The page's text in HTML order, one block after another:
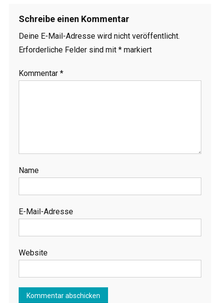
Schreibe einen Kommentar
Deine E-Mail-Adresse wird nicht veröffentlicht.
Erforderliche Felder sind mit *markiert
Kommentar *
Name
E-Mail-Adresse
Website